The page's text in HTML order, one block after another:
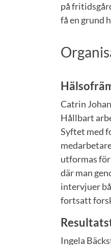
på
få en grund
Catrin
Hållbart
Syftet med
utformas
där man
intervjuer
fortsatt
Ingela